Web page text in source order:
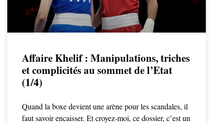
Affaire Khelif : Manipulations, triches
et complicités au sommet de l’Etat
(1/4)
Quand la boxe devient une arène pour les scandales, il
faut savoir encaisser. Et croyez-moi, ce dossier, c’est un